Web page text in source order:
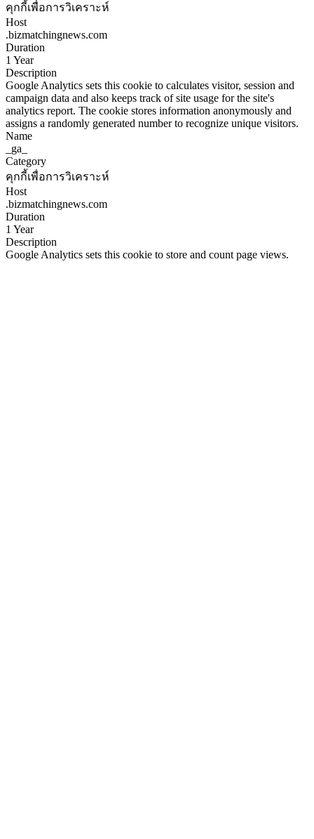
คุกกี้เพื่อการวิเคราะห์
Host
.bizmatchingnews.com
Duration
1 Year
Description
Google Analytics sets this cookie to calculates visitor, session and
campaign data and also keeps track of site usage for the site's
analytics report. The cookie stores information anonymously and
assigns a randomly generated number to recognize unique visitors.
Name
_ga_
Category
คุกกี้เพื่อการวิเคราะห์
Host
.bizmatchingnews.com
Duration
1 Year
Description
Google Analytics sets this cookie to store and count page views.